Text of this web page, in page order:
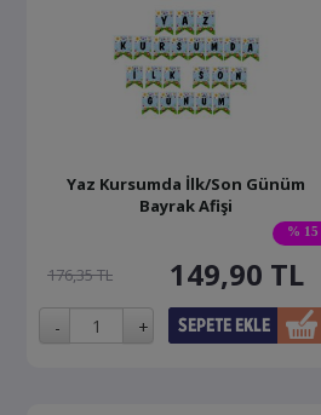
% 15
Yaz Kursumda İlk/Son Günüm
Bayrak Afişi
176,35 TL 149,90 TL